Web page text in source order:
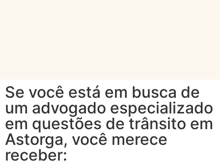
Se você está em busca de
um advogado especializado
em questões de trânsito em
Astorga, você merece
receber: